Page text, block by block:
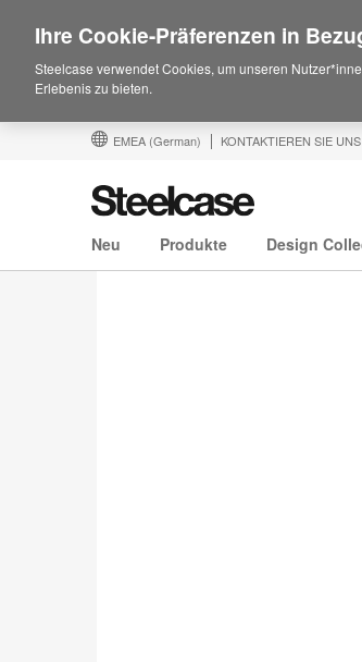
EMEA (German) KONTAKTIEREN SIE UNS
Neu Produkte Design
Ihre Cookie-Präferenzen in
Steelcase verwendet Cookies, um unseren
Erlebenis zu bieten.